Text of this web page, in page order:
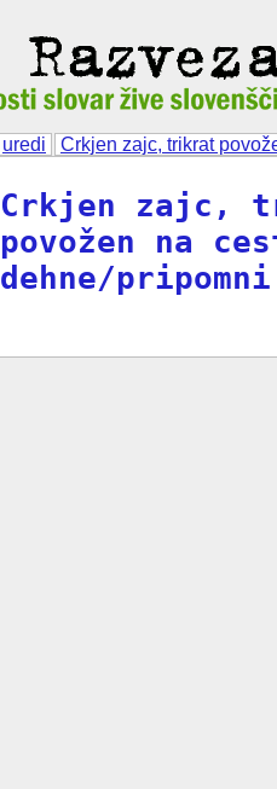
uredi Crkjen zajc, trikrat
Crkjen zajc,
povožen na
dehne/pripomni